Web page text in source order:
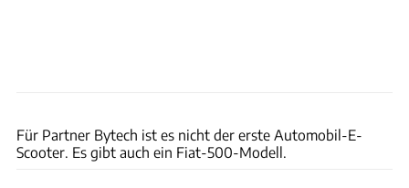
Für Partner Bytech ist es nicht der erste Automobil-E-
Scooter. Es gibt auch ein Fiat-500-Modell.